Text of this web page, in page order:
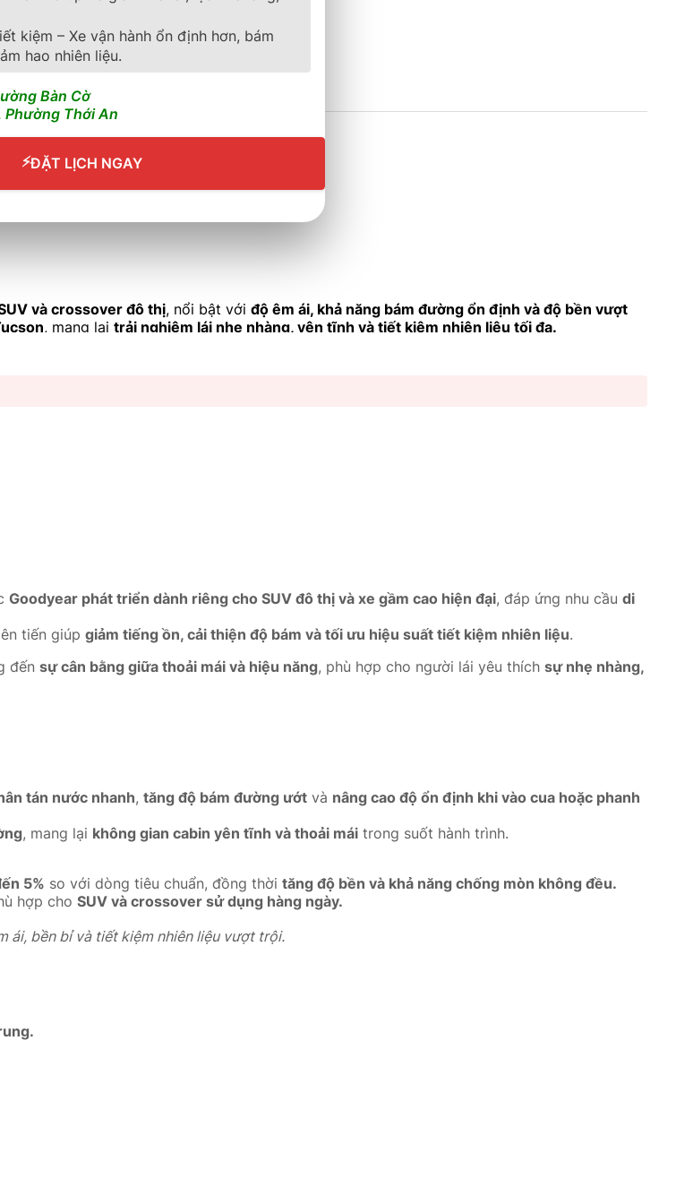
và crossover đô thị, nổi bật với độ êm ái, khả năng bám đường ổn định và độ bền vượt
, mang lại trải nghiệm lái nhẹ nhàng, yên tĩnh và tiết kiệm nhiên liệu tối đa.
Goodyear phát triển dành riêng cho SUV đô thị và xe gầm cao hiện đại, đáp ứng nhu cầu di
tiến giúp giảm tiếng ồn, cải thiện độ bám và tối ưu hiệu suất tiết kiệm nhiên liệu.
đến sự cân bằng giữa thoải mái và hiệu năng, phù hợp cho người lái yêu thích sự nhẹ nhàng,
tán nước nhanh, tăng độ bám đường ướt và nâng cao độ ổn định khi vào cua hoặc phanh
, mang lại không gian cabin yên tĩnh và thoải mái trong suốt hành trình.
5% so với dòng tiêu chuẩn, đồng thời tăng độ bền và khả năng chống mòn không đều.
hợp cho SUV và crossover sử dụng hàng ngày.
ái, bền bỉ và tiết kiệm nhiên liệu vượt trội.
kiệm – Xe vận hành ổn định hơn, bám
hao nhiên liệu.
Bàn Cờ
Phường Thới An
⚡ĐẶT LỊCH NGAY